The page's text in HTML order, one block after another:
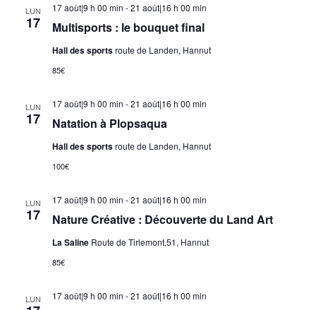
LUN
17 Multisports : le bouquet final
17 août|9 h 00 min -21 août|16 h 00 min
Hall des sportsroute de Landen, Hannut
85€
LUN
17 Natation à Plopsaqua
17 août|9 h 00 min -21 août|16 h 00 min
Hall des sportsroute de Landen, Hannut
100€
LUN
17 Nature Créative : Découverte du Land Art
17 août|9 h 00 min -21 août|16 h 00 min
La Saline Route de Tirlemont,51, Hannut
85€
LUN 17 août|9 h 00 min -21 août|16 h 00 min